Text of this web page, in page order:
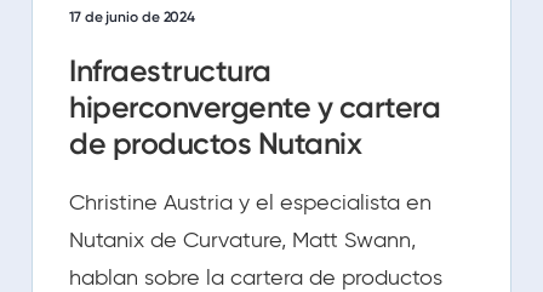
17 de junio de 2024
Infraestructura
hiperconvergente y cartera
de productos Nutanix
Christine Austria y el especialista en
Nutanix de Curvature, Matt Swann,
hablan sobre la cartera de productos